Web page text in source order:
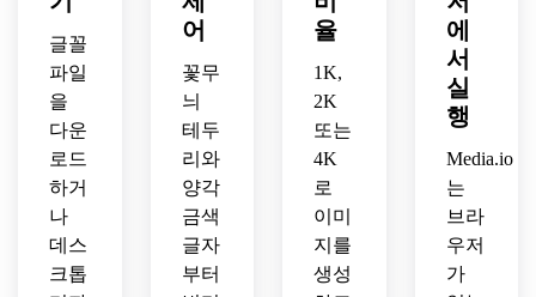
아하
통풍
이 잘
되고,
대칭
적이
며,
웨딩
문구
류나
세이
장식
적인
타이
틀 카
드 스
타일
이 어
우러
진 수
평 구
성을
사용
글꼴
파일
을
다운
로드
하거
나
데스
크톱
어
꽃무
늬
테두
리와
양각
금색
글자
부터
율
1K,
2K
또는
4K
로
이미
지를
생성
에
서
실
행
Media.io
는
브라
우저
가